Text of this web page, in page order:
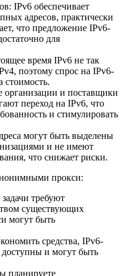
IPv6 обеспечивает
адресов, практически
что предложение IPv6-
для
время IPv6 не так
поэтому спрос на IPv6-
стоимость.
и поставщики
переход на IPv6, что
и стимулировать
могут быть выделены
и не имеют
что снижает риски.
прокси:
требуют
существующих
могут быть
средства, IPv6-
и могут быть
планируете